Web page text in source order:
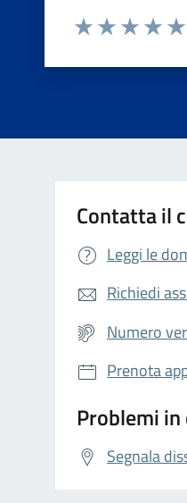
Valuta da 1 a 5 stelle
Contatta il
Leggi le
Richiedi
Numero
Prenota
Problemi
Segnala